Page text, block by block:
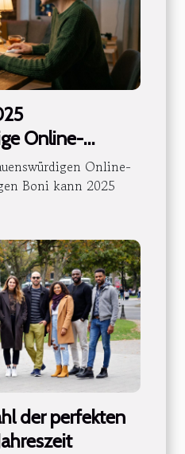
Online-
Boni?
Online-
Boni kann 2025
der perfekten